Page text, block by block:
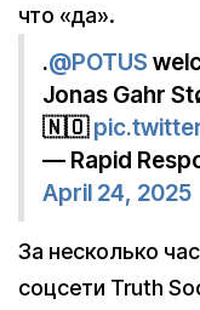
что «да».
.@POTUS
Jonas Gahr
🇳🇴
— Rapid
April 24, 2025
За несколько
соцсети Truth